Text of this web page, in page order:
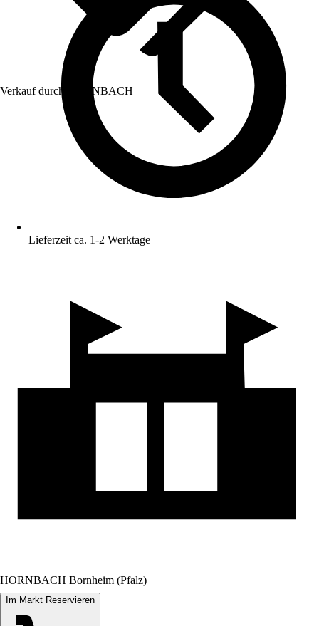
Verkauf durch: HORNBACH
Lieferzeit ca. 1-2 Werktage
HORNBACH Bornheim (Pfalz)
Im Markt Reservieren